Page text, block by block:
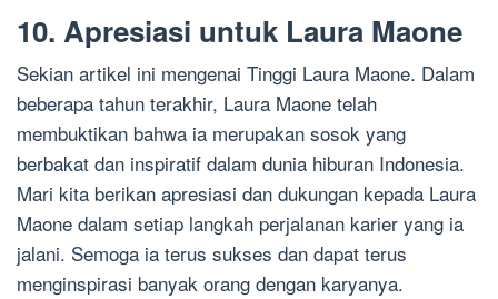
10. Apresiasi untuk Laura Maone
Sekian artikel ini mengenai Tinggi Laura Maone. Dalam
beberapa tahun terakhir, Laura Maone telah
membuktikan bahwa ia merupakan sosok yang
berbakat dan inspiratif dalam dunia hiburan Indonesia.
Mari kita berikan apresiasi dan dukungan kepada Laura
Maone dalam setiap langkah perjalanan karier yang ia
jalani. Semoga ia terus sukses dan dapat terus
menginspirasi banyak orang dengan karyanya.